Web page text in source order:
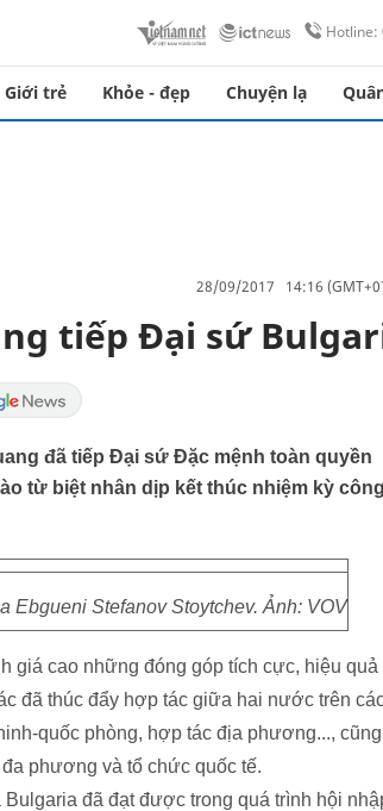
Hotline:
Giới trẻ Khỏe - đẹp Chuyện lạ
28/09/2017 14:16
tiếp Đại sứ
đã tiếp Đại sứ Đặc mệnh toàn quyền
từ biệt nhân dịp kết thúc nhiệm kỳ công
Stefanov Stoytchev. Ảnh: VOV
giá cao những đóng góp tích cực, hiệu quả
đã thúc đẩy hợp tác giữa hai nước trên
quốc phòng, hợp tác địa phương..., cũng
phương và tổ chức quốc tế.
đã đạt được trong quá trình hội